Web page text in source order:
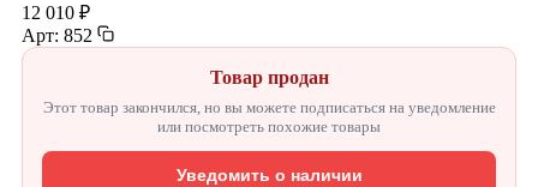
12 010 ₽
Арт: 852
Товар продан
Этот товар закончился, но вы можете подписаться на уведомление
или посмотреть похожие товары
Уведомить о наличии